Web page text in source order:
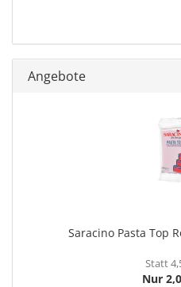
Angebote
Saracino Pasta Top
Statt
Nur